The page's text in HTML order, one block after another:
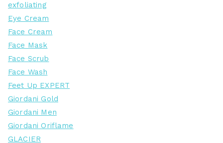
exfoliating
Eye Cream
Face Cream
Face Mask
Face Scrub
Face Wash
Feet Up EXPERT
Giordani Gold
Giordani Men
Giordani Oriflame
GLACIER